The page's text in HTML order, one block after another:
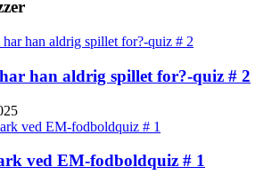
han aldrig spillet for?-quiz # 2
ved EM-fodboldquiz # 1